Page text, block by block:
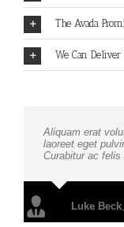
The Avada
We Can Deliver
Aliquam erat
laoreet eget
Curabitur ac felis
Luke Beck